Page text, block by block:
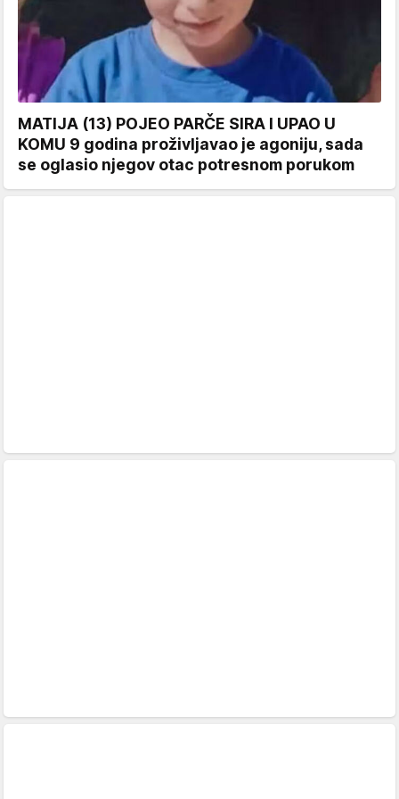
MATIJA (13) POJEO PARČE SIRA I UPAO U
KOMU 9 godina proživljavao je agoniju, sada
se oglasio njegov otac potresnom porukom